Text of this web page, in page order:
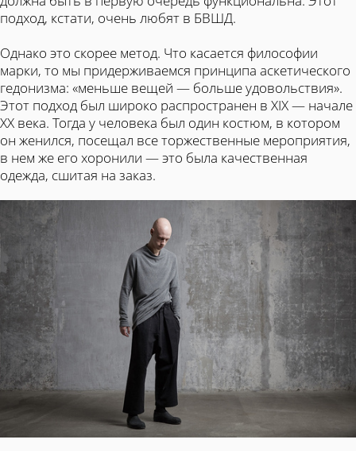
подход, кстати, очень любят в БВШД.
Однако это скорее метод. Что касается философии
марки, то мы придерживаемся принципа аскетического
гедонизма: «меньше вещей — больше удовольствия».
Этот подход был широко распространен в XIX — начале
XX века. Тогда у человека был один костюм, в котором
он женился, посещал все торжественные мероприятия,
в нем же его хоронили — это была качественная
одежда, сшитая на заказ.